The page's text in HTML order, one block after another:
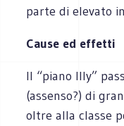
parte di elevato
Cause ed effetti
Il “piano Illy”
(assenso?) di
oltre alla classe